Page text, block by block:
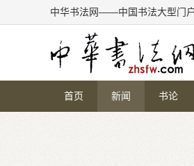
中华书法网——中国书法大型门户
首页 新闻 书论